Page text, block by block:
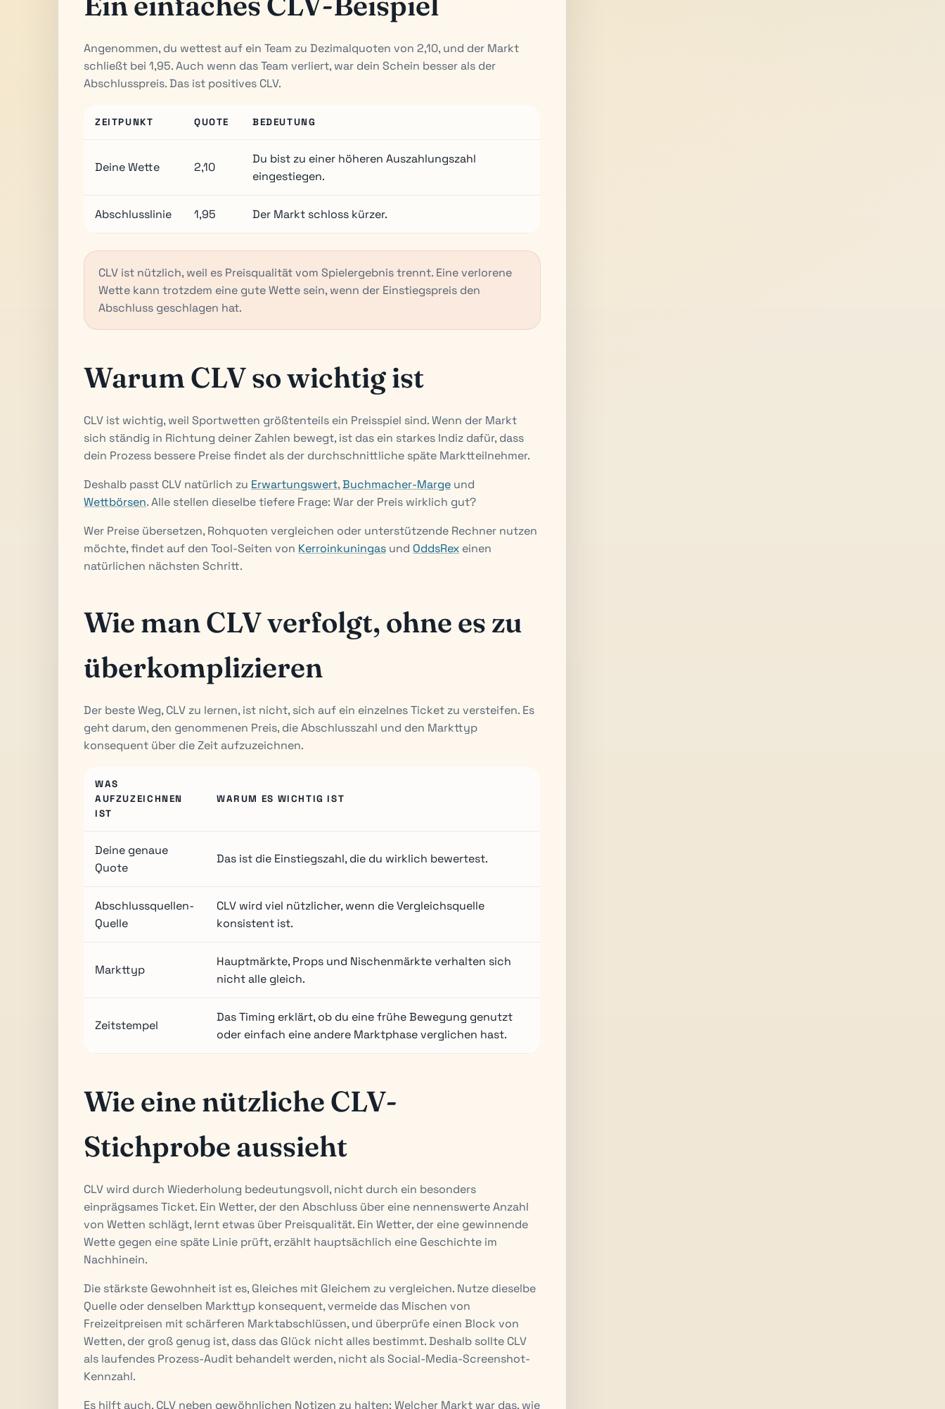
Angenommen, du wettest auf ein Team zu Dezimalquoten von 2,10, und der Markt
schließt bei 1,95. Auch wenn das Team verliert, war dein Schein besser als der
Abschlusspreis. Das ist positives CLV.
ZEITPUNKT QUOTE BEDEUTUNG
Deine Wette 2,10
Du bist zu einer höheren Auszahlungszahl
eingestiegen.
Abschlusslinie 1,95 Der Markt schloss kürzer.
CLV ist nützlich, weil es Preisqualität vom Spielergebnis trennt. Eine verlorene
Wette kann trotzdem eine gute Wette sein, wenn der Einstiegspreis den
Abschluss geschlagen hat.
Warum CLV so wichtig ist
CLV ist wichtig, weil Sportwetten größtenteils ein Preisspiel sind. Wenn der Markt
sich ständig in Richtung deiner Zahlen bewegt, ist das ein starkes Indiz dafür, dass
dein Prozess bessere Preise findet als der durchschnittliche späte Marktteilnehmer.
Deshalb passt CLV natürlich zu Erwartungswert,Buchmacher-Marge und
Wettbörsen. Alle stellen dieselbe tiefere Frage: War der Preis wirklich gut?
Wer Preise übersetzen, Rohquoten vergleichen oder unterstützende Rechner nutzen
möchte, findet auf den Tool-Seiten von Kerroinkuningas und OddsRex einen
natürlichen nächsten Schritt.
Wie man CLV verfolgt, ohne es zu
überkomplizieren
Der beste Weg, CLV zu lernen, ist nicht, sich auf ein einzelnes Ticket zu versteifen. Es
geht darum, den genommenen Preis, die Abschlusszahl und den Markttyp
konsequent über die Zeit aufzuzeichnen.
WAS
AUFZUZEICHNEN
IST
WARUM ES WICHTIG IST
Deine genaue
Quote
Das ist die Einstiegszahl, die du wirklich bewertest.
Abschlussquellen-
Quelle
CLV wird viel nützlicher, wenn die Vergleichsquelle
konsistent ist.
Markttyp
Hauptmärkte, Props und Nischenmärkte verhalten sich
nicht alle gleich.
Zeitstempel
Das Timing erklärt, ob du eine frühe Bewegung genutzt
oder einfach eine andere Marktphase verglichen hast.
Wie eine nützliche CLV-
Stichprobe aussieht
CLV wird durch Wiederholung bedeutungsvoll, nicht durch ein besonders
einprägsames Ticket. Ein Wetter, der den Abschluss über eine nennenswerte Anzahl
von Wetten schlägt, lernt etwas über Preisqualität. Ein Wetter, der eine gewinnende
Wette gegen eine späte Linie prüft, erzählt hauptsächlich eine Geschichte im
Nachhinein.
Die stärkste Gewohnheit ist es, Gleiches mit Gleichem zu vergleichen. Nutze dieselbe
Quelle oder denselben Markttyp konsequent, vermeide das Mischen von
Freizeitpreisen mit schärferen Marktabschlüssen, und überprüfe einen Block von
Wetten, der groß genug ist, dass das Glück nicht alles bestimmt. Deshalb sollte CLV
als laufendes Prozess-Audit behandelt werden, nicht als Social-Media-Screenshot-
Kennzahl.
Es hilft auch, CLV neben gewöhnlichen Notizen zu halten: Welcher Markt war das, wie